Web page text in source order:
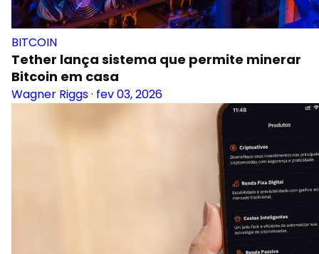
BITCOIN
Tether lança sistema que permite minerar
Bitcoin em casa
Wagner Riggs· fev 03, 2026